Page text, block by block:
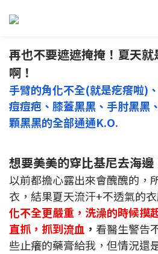
再也不要遮遮掩掩！夏天
啊！
手臂的角化不全(就是疙瘩啦)
痘痘疤、膝蓋黑黑、手肘黑黑
顆黑黑的全部通通K.O.
想要美美的穿比基尼去海邊
以前都擔心露出來會醜醜的，
衣，結果夏天流汗+不透氣的
化不全更嚴重，洗澡的時候摸
直抓，抓到流血 ， 看醫生警告
些止癢的藥膏給我，但情況還